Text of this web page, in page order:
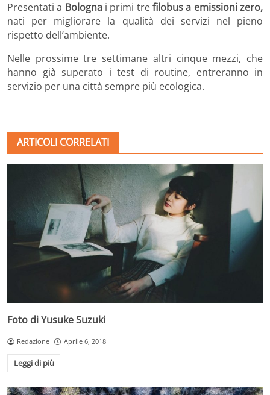
Presentati a Bolognai primi trefilobus a emissioni zero,
nati per migliorare la qualità dei servizi nel pieno
rispetto dell’ambiente.
Nelle prossime tre settimane altri cinque mezzi, che
hanno già superato i test di routine, entreranno in
servizio per una città sempre più ecologica.
ARTICOLI CORRELATI
Foto di Yusuke Suzuki
Redazione Aprile 6, 2018
Leggi di più